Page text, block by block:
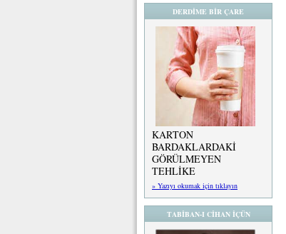
DERDİME BİR ÇARE
KARTON
BARDAKLARDAKİ
GÖRÜLMEYEN
TEHLİKE
» Yazıyı okumak için tıklayın
TABİBAN-I CİHAN İÇÜN